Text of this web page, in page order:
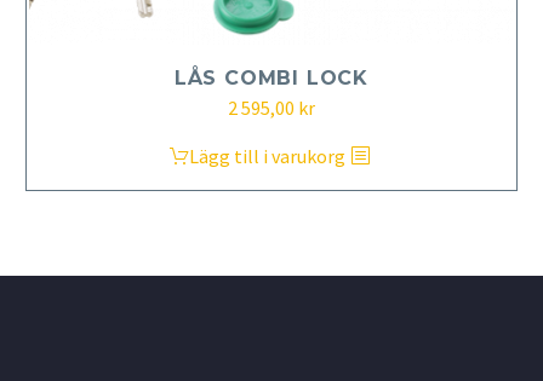
LÅS COMBI LOCK
2 595,00 kr
Lägg till i varukorg